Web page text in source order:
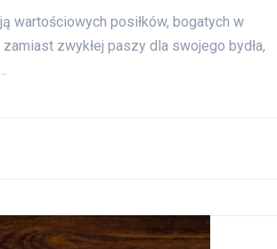
wartościowych posiłków, bogatych w
zwykłej paszy dla swojego bydła,